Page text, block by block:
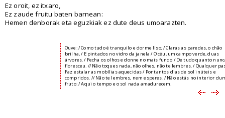
Ez oroit, ez itxaro,
Ez zaude fruitu baten barnean:
Hemen denborak eta eguzkiak ez dute deus umoarazten.
Ouve: / Como tudo é tranquilo e dorme liso; / Claras as paredes, o chão
brilha, / E pintados no vidro da janela / O céu, um campo verde, duas
árvores. / Fecha os olhos e donne no mais fundo / De tudo quanto
floresceu. // Não toques nada, não olhes, não te lembres. / Qualquer
Faz estalar as mobílias aquecidas / Por tantos dias de sol inúteis e
compridos. // Não te lembres, nem esperes. / Não estás no interior
fruto: / Aqui o tempo e o sol nada amadurecem.